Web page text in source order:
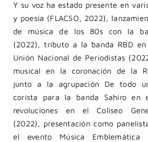
Y su voz ha estado presente en
y poesía (FLACSO, 2022),
de música de los 80s con la
(2022), tributo a la banda RBD
Unión Nacional de Periodistas
musical en la coronación de la
junto a la agrupación De todo
corista para la banda Sahiro en
revoluciones en el Coliseo
(2022), presentación como
el evento Música Emblemática